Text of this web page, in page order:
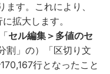
す。これにより、
拡大します。
セル編集＞多値のセ
割」の）「区切り文
行となったこと